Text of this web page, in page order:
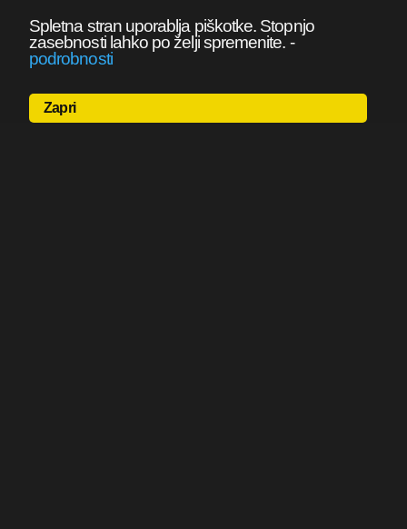
Spletna stran uporablja piškotke. Stopnjo
zasebnosti lahko po želji spremenite. -
podrobnosti
Zapri